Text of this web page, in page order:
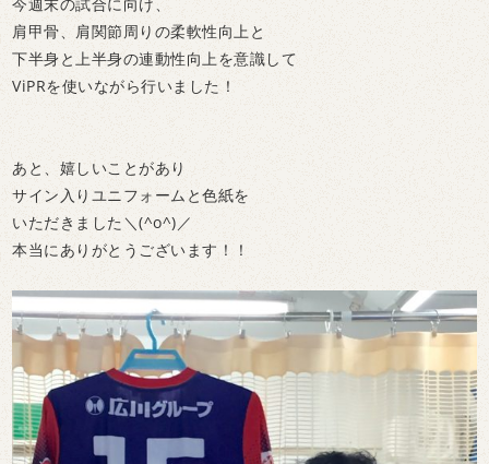
今週末の試合に向け、
肩甲骨、肩関節周りの柔軟性向上と
下半身と上半身の連動性向上を意識して
ViPRを使いながら行いました！
あと、嬉しいことがあり
サイン入りユニフォームと色紙を
いただきました＼(^o^)／
本当にありがとうございます！！